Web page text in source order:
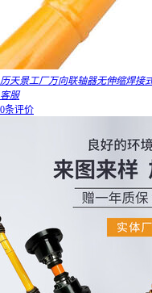
历天景工厂万向联轴器无伸缩焊接
客服
0条评价